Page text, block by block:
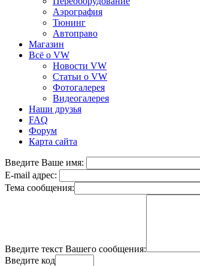
Аэрография
Тюнинг
Автоправо
Магазин
Всё о VW
Новости VW
Статьи o VW
Фотогалерея
Видеогалерея
Наши друзья
FAQ
Форум
Карта сайта
Введите Ваше имя:
E-mail адрес:
Тема сообщения:
Введите текст Вашего сообщения:
Введите код